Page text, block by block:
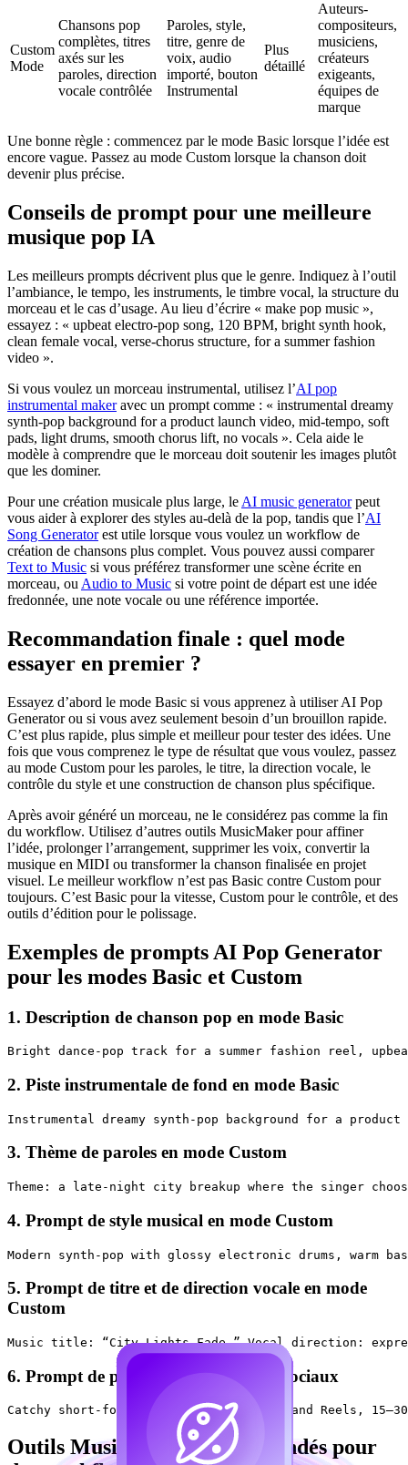
Custom
Mode
Chansons pop
complètes, titres
axés sur les
paroles, direction
vocale contrôlée
Paroles, style,
titre, genre de
voix, audio
importé, bouton
Instrumental
Plus
détaillé
Auteurs-
compositeurs,
musiciens,
créateurs
exigeants,
équipes de
marque
Une bonne règle : commencez par le mode Basic lorsque l’idée est
encore vague. Passez au mode Custom lorsque la chanson doit
devenir plus précise.
Conseils de prompt pour une meilleure
musique pop IA
Les meilleurs prompts décrivent plus que le genre. Indiquez à l’outil
l’ambiance, le tempo, les instruments, le timbre vocal, la structure du
morceau et le cas d’usage. Au lieu d’écrire « make pop music »,
essayez : « upbeat electro-pop song, 120 BPM, bright synth hook,
clean female vocal, verse-chorus structure, for a summer fashion
video ».
Si vous voulez un morceau instrumental, utilisez l’AI pop
instrumental makeravec un prompt comme : « instrumental dreamy
synth-pop background for a product launch video, mid-tempo, soft
pads, light drums, smooth chorus lift, no vocals ». Cela aide le
modèle à comprendre que le morceau doit soutenir les images plutôt
que les dominer.
Pour une création musicale plus large, le AI music generatorpeut
vous aider à explorer des styles au-delà de la pop, tandis que l’AI
Song Generatorest utile lorsque vous voulez un workflow de
création de chansons plus complet. Vous pouvez aussi comparer
Text to Music si vous préférez transformer une scène écrite en
morceau, ou Audio to Music si votre point de départ est une idée
fredonnée, une note vocale ou une référence importée.
Recommandation finale : quel mode
essayer en premier ?
Essayez d’abord le mode Basic si vous apprenez à utiliser AI Pop
Generator ou si vous avez seulement besoin d’un brouillon rapide.
C’est plus rapide, plus simple et meilleur pour tester des idées. Une
fois que vous comprenez le type de résultat que vous voulez, passez
au mode Custom pour les paroles, le titre, la direction vocale, le
contrôle du style et une construction de chanson plus spécifique.
Après avoir généré un morceau, ne le considérez pas comme la fin
du workflow. Utilisez d’autres outils MusicMaker pour affiner
l’idée, prolonger l’arrangement, supprimer les voix, convertir la
musique en MIDI ou transformer la chanson finalisée en projet
visuel. Le meilleur workflow n’est pas Basic contre Custom pour
toujours. C’est Basic pour la vitesse, Custom pour le contrôle, et des
outils d’édition pour le polissage.
Exemples de prompts AI Pop Generator
pour les modes Basic et Custom
1. Description de chanson pop en mode Basic
2. Piste instrumentale de fond en mode Basic
3. Thème de paroles en mode Custom
4. Prompt de style musical en mode Custom
5. Prompt de titre et de direction vocale en mode
Custom
6. Prompt de piste pop pour réseaux sociaux
Outils MusicMaker recommandés pour